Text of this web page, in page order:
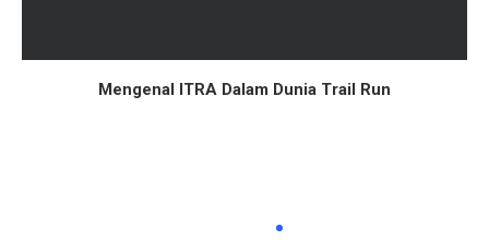
Mengenal ITRA Dalam Dunia Trail Run